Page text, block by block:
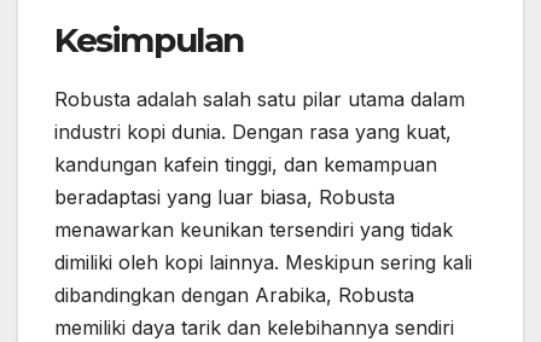
Kesimpulan
Robusta adalah salah satu pilar utama dalam
industri kopi dunia. Dengan rasa yang kuat,
kandungan kafein tinggi, dan kemampuan
beradaptasi yang luar biasa, Robusta
menawarkan keunikan tersendiri yang tidak
dimiliki oleh kopi lainnya. Meskipun sering kali
dibandingkan dengan Arabika, Robusta
memiliki daya tarik dan kelebihannya sendiri